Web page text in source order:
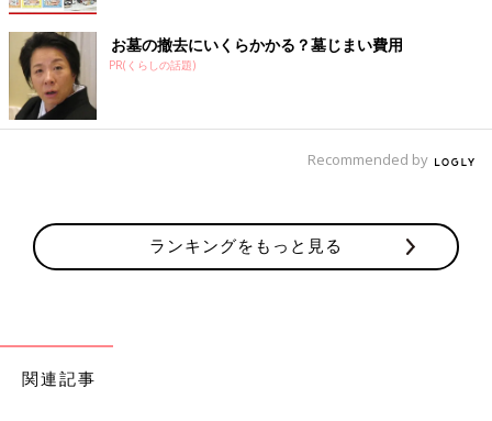
ジ」など、重視したいポイントごとに詳しく解説。さらに、豊富
な名前の実例も掲載し、名づけに必要な情報をこの一冊に凝縮し
た最新版です。
インID付き。
あなたの姓に合う運勢のよい名前を、1年間何度でも検索でき、
名前の鑑定も可能です。
お墓の撤去にいくらかかる？墓じまい費用
PR(くらしの話題)
Recommended by
ランキングをもっと見る
関連記事